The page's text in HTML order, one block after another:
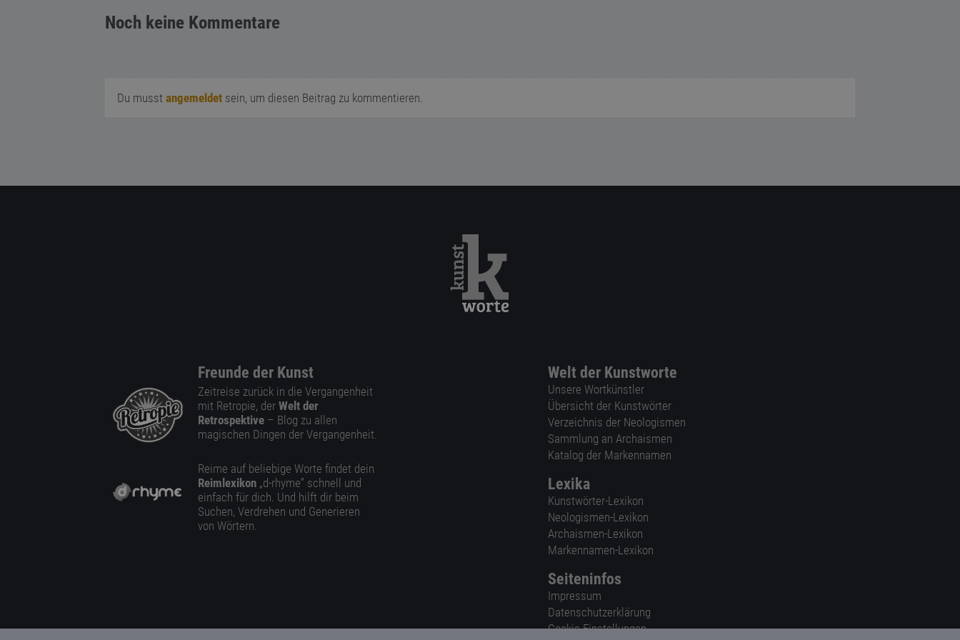
Noch keine Kommentare
Du musst angemeldet sein, um diesen Beitrag zu kommentieren.
Freunde der Kunst
Zeitreise zurück in die Vergangenheit
mit Retropie, der Welt der
Retrospektive – Blog zu allen
magischen Dingen der Vergangenheit.
Reime auf beliebige Worte findet dein
Reimlexikon „d-rhyme” schnell und
einfach für dich. Und hilft dir beim
Suchen, Verdrehen und Generieren
von Wörtern.
Welt der Kunstworte
Unsere Wortkünstler
Übersicht der Kunstwörter
Verzeichnis der Neologismen
Sammlung an Archaismen
Katalog der Markennamen
Lexika
Kunstwörter-Lexikon
Neologismen-Lexikon
Archaismen-Lexikon
Markennamen-Lexikon
Seiteninfos
Impressum
Datenschutzerklärung
Cookie-Einstellungen